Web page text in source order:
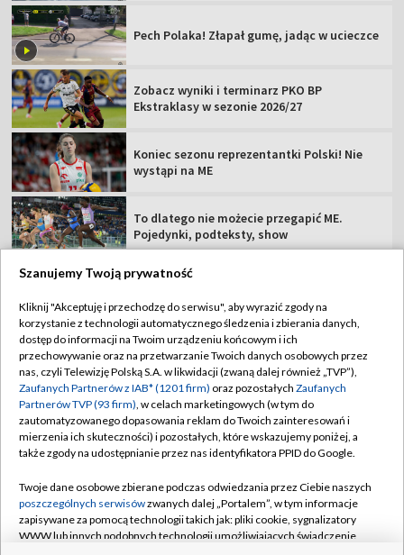
Pech Polaka! Złapał gumę, jadąc w ucieczce
Zobacz wyniki i terminarz PKO BP
Ekstraklasy w sezonie 2026/27
Koniec sezonu reprezentantki Polski! Nie
wystąpi na ME
To dlatego nie możecie przegapić ME.
Pojedynki, podteksty, show
TVP
Abonament TVP
Sklep TVP
Biuro Reklamy
Oferta Handlowa
Emisja w TVP
Rada Programowa
Regulamin TVP
Polityka prywatności
Moje zgody
Biuro reklamy
Kanały
Szanujemy Twoją prywatność
Kliknij "Akceptuję i przechodzę do serwisu", aby wyrazić zgody na
korzystanie z technologii automatycznego śledzenia i zbierania danych,
dostęp do informacji na Twoim urządzeniu końcowym i ich
przechowywanie oraz na przetwarzanie Twoich danych osobowych przez
nas, czyli Telewizję Polską S.A. w likwidacji (zwaną dalej również „TVP”),
Zaufanych Partnerów z IAB* (1201 firm) oraz pozostałych Zaufanych
Partnerów TVP (93 firm), w celach marketingowych (w tym do
zautomatyzowanego dopasowania reklam do Twoich zainteresowań i
mierzenia ich skuteczności) i pozostałych, które wskazujemy poniżej, a
także zgody na udostępnianie przez nas identyfikatora PPID do Google.
Twoje dane osobowe zbierane podczas odwiedzania przez Ciebie naszych
poszczególnych serwisówzwanych dalej „Portalem”, w tym informacje
zapisywane za pomocą technologii takich jak: pliki cookie, sygnalizatory
WWW lub innych podobnych technologii umożliwiających świadczenie